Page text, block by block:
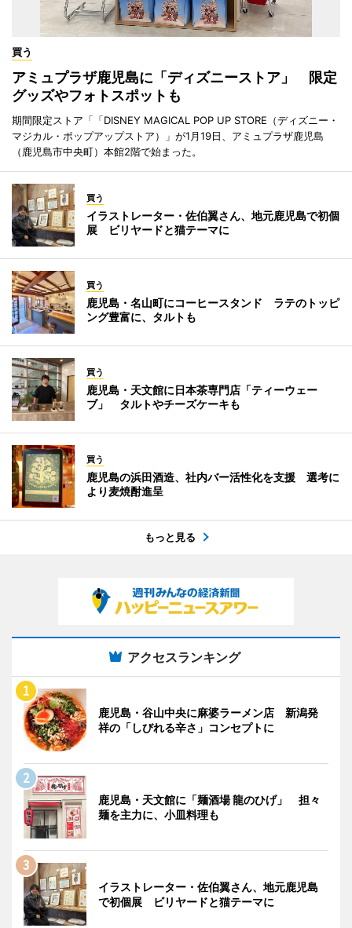
買う
アミュプラザ鹿児島に「ディズニーストア」 限定
グッズやフォトスポットも
期間限定ストア「「DISNEY MAGICAL POP UP STORE（ディズニー・
マジカル・ポップアップストア）」が1月19日、アミュプラザ鹿児島
（鹿児島市中央町）本館2階で始まった。
買う
イラストレーター・佐伯翼さん、地元鹿児島で初個
展 ビリヤードと猫テーマに
買う
鹿児島・名山町にコーヒースタンド ラテのトッピ
ング豊富に、タルトも
買う
鹿児島・天文館に日本茶専門店「ティーウェー
ブ」 タルトやチーズケーキも
買う
鹿児島の浜田酒造、社内バー活性化を支援 選考に
より麦焼酎進呈
もっと見る
アクセスランキング
鹿児島・谷山中央に麻婆ラーメン店 新潟発
祥の「しびれる辛さ」コンセプトに
鹿児島・天文館に「麺酒場 龍のひげ」 担々
麺を主力に、小皿料理も
イラストレーター・佐伯翼さん、地元鹿児島
で初個展 ビリヤードと猫テーマに